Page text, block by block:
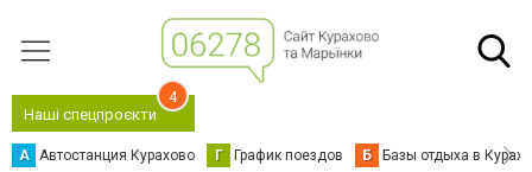
Наші спецпроєкти
4
А Автостанция Курахово Г График поездов Б Базы отдыха в